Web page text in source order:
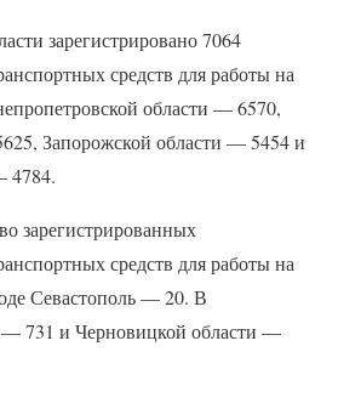
зарегистрировано 7064
средств для работы на
области — 6570,
Запорожской области — 5454 и
4784.
зарегистрированных
средств для работы на
Севастополь — 20. В
— 731 и Черновицкой области —